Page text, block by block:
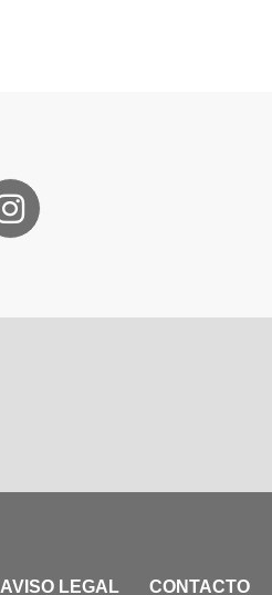
AVISO LEGAL CONTACTO